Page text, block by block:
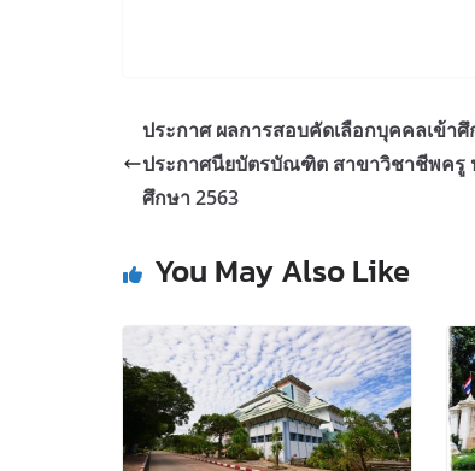
ประกาศ ผลการสอบคัดเลือกบุคคลเข้า
ประกาศนียบัตรบัณฑิต สาขาวิชาชีพครู
ศึกษา 2563
You May Also Like